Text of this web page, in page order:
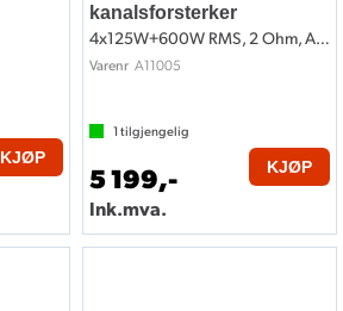
KJØP
kanalsforsterker
4x125W+600W RMS, 2 Ohm, Altitude-serien
Varenr A11005
1 tilgjengelig
5 199,-
Ink.mva.
KJØP